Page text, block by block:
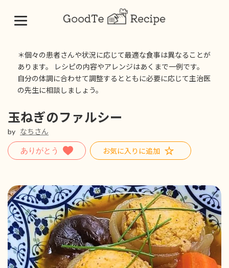
＊個々の患者さんや状況に応じて最適な食事は異なることが
あります。 レシピの内容やアレンジはあくまで一例です。
自分の体調に合わせて調整するとともに必要に応じて主治医
の先生に相談しましょう。
玉ねぎのファルシー
by なちさん
お気に入りに追加